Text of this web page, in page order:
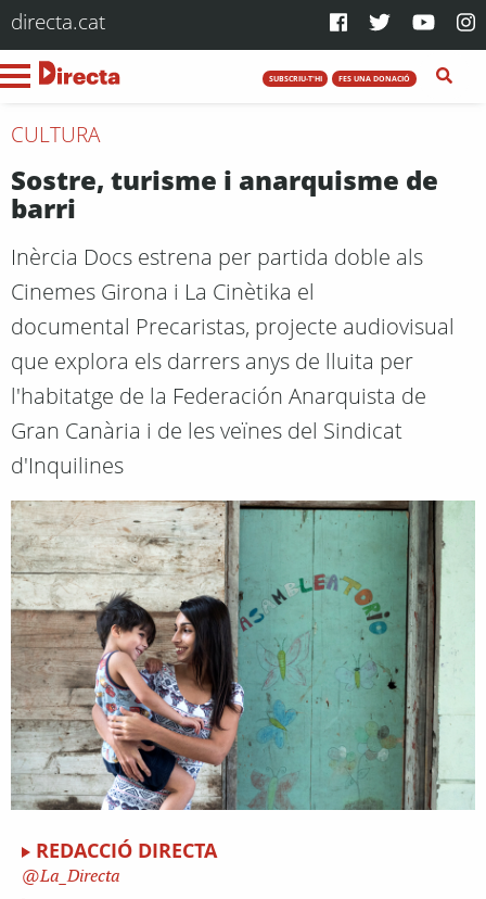
directa.cat
SUBSCRIU-T'HI FES UNA DONACIÓ
CULTURA
Sostre, turisme i anarquisme de
barri
Inèrcia Docs estrena per partida doble als
Cinemes Girona i La Cinètika el
documental Precaristas, projecte audiovisual
que explora els darrers anys de lluita per
l'habitatge de la Federación Anarquista de
Gran Canària i de les veïnes del Sindicat
d'Inquilines
REDACCIÓ DIRECTA
La_Directa